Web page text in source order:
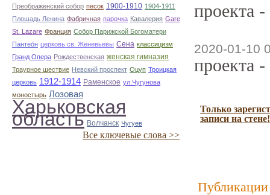
Преображенский собор песок 1900-1910 1904-1911
Плошадь Ленина Фабричная парочка Кавалерия Gare
St. Lazare Франция Собор Парижской Богоматери
Пантео́н церковь св. Женевьевы Сена классицизм
Гранд Опера Рождественская женская гимназия
Траурное шествие Невский проспект Оцуп Троицкая
церковь 1912-1914 Раменское ул.Чугунова
моностырь Лозовая
Харьковская
область Волчанск Чугуев
Все ключевые слова >>
проекта
2020-01-10
проекта
Только
записи на стене!
Публикации